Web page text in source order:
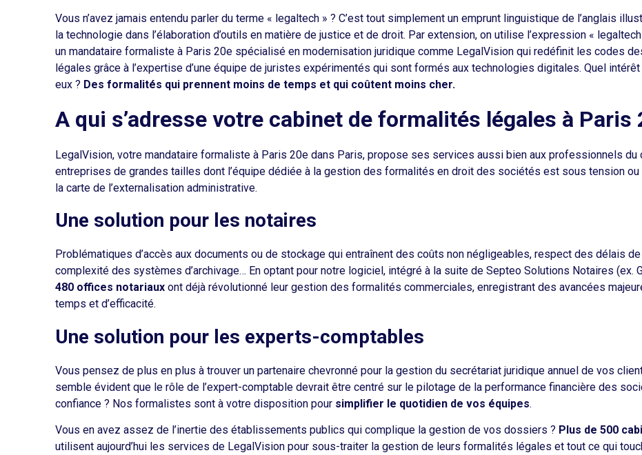
Vous n’avez jamais entendu parler du terme « legaltech » ? C’est tout simplement un emprunt linguistique de l’anglais
la technologie dans l’élaboration d’outils en matière de justice et de droit. Par extension, on utilise l’expression «
un mandataire formaliste à Paris 20e spécialisé en modernisation juridique comme LegalVision qui redéfinit les codes
légales grâce à l’expertise d’une équipe de juristes expérimentés qui sont formés aux technologies digitales. Quel
eux ? Des formalités qui prennent moins de temps et qui coûtent moins cher.
A qui s’adresse votre cabinet de formalités légales à Paris
LegalVision, votre mandataire formaliste à Paris 20e dans Paris, propose ses services aussi bien aux professionnels du
entreprises de grandes tailles dont l’équipe dédiée à la gestion des formalités en droit des sociétés est sous tension
la carte de l’externalisation administrative.
Une solution pour les notaires
Problématiques d’accès aux documents ou de stockage qui entraînent des coûts non négligeables, respect des délais
complexité des systèmes d’archivage… En optant pour notre logiciel, intégré à la suite de Septeo Solutions Notaires (ex.
480 offices notariaux ont déjà révolutionné leur gestion des formalités commerciales, enregistrant des avancées
temps et d’efficacité.
Une solution pour les experts-comptables
Vous pensez de plus en plus à trouver un partenaire chevronné pour la gestion du secrétariat juridique annuel de vos
semble évident que le rôle de l’expert-comptable devrait être centré sur le pilotage de la performance financière des
confiance ? Nos formalistes sont à votre disposition pour simplifier le quotidien de vos équipes.
Vous en avez assez de l’inertie des établissements publics qui complique la gestion de vos dossiers ? Plus de 500
utilisent aujourd’hui les services de LegalVision pour sous-traiter la gestion de leurs formalités légales et tout ce qui